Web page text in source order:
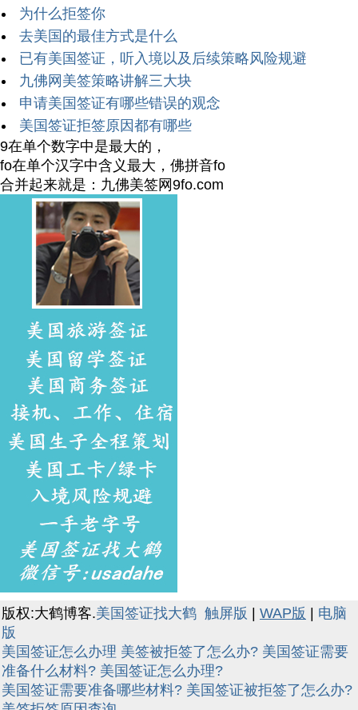
为什么拒签你
去美国的最佳方式是什么
已有美国签证，听入境以及后续策略风险规避
九佛网美签策略讲解三大块
申请美国签证有哪些错误的观念
美国签证拒签原因都有哪些
9在单个数字中是最大的，
fo在单个汉字中含义最大，佛拼音fo
合并起来就是：九佛美签网9fo.com
版权:大鹤博客.美国签证找大鹤 触屏版 | WAP版 | 电脑
版
美国签证怎么办理 美签被拒签了怎么办? 美国签证需要
准备什么材料? 美国签证怎么办理?
美国签证需要准备哪些材料? 美国签证被拒签了怎么办?